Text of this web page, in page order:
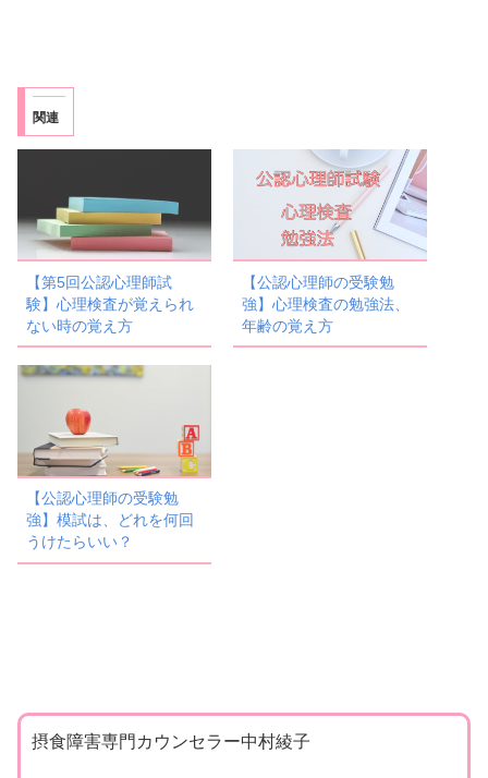
関連
【第5回公認心理師試
験】心理検査が覚えられ
ない時の覚え方
【公認心理師の受験勉
強】心理検査の勉強法、
年齢の覚え方
【公認心理師の受験勉
強】模試は、どれを何回
うけたらいい？
摂食障害専門カウンセラー中村綾子